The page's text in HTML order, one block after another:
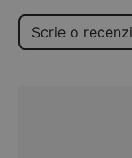
Scrie o